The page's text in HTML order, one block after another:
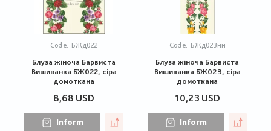
Code: БЖд022
Блуза жіноча Барвиста
Вишиванка БЖ022, сіра
домоткана
8,68 USD
Inform
Code: БЖд023нн
Блуза жіноча Барвиста
Вишиванка БЖ023, сіра
домоткана
10,23 USD
Inform